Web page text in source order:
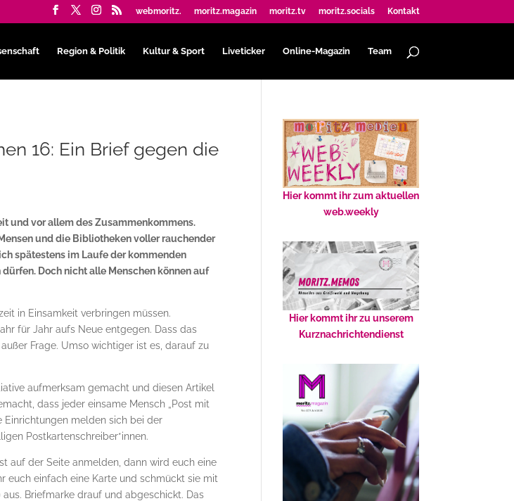
webmoritz. moritz.magazin moritz.tv moritz.socials Kontakt
Region & Politik Kultur & Sport Liveticker Online-Magazin Team
16: Ein Brief gegen die
und vor allem des Zusammenkommens.
und die Bibliotheken voller rauchender
spätestens im Laufe der kommenden
Doch nicht alle Menschen können auf
in Einsamkeit verbringen müssen.
für Jahr aufs Neue entgegen. Dass das
Frage. Umso wichtiger ist es, darauf zu
aufmerksam gemacht und diesen Artikel
dass jeder einsame Mensch „Post mit
Einrichtungen melden sich bei der
Postkartenschreiber*innen.
auf der Seite anmelden, dann wird euch eine
euch einfach eine Karte und schmückt sie mit
Briefmarke drauf und abgeschickt. Das
Hier kommt ihr zum aktuellen
web.weekly
Hier kommt ihr zu unserem
Kurznachrichtendienst